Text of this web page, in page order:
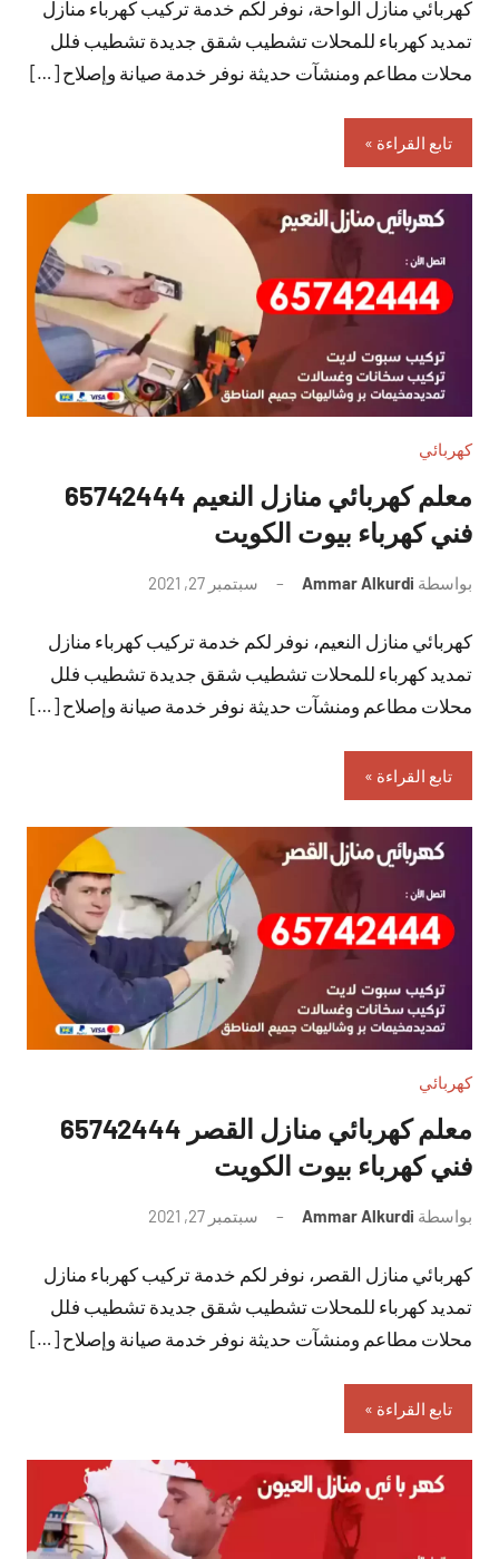
تعليقات
كهربائي منازل الواحة، نوفر لكم خدمة تركيب كهرباء منازل
تمديد كهرباء للمحلات تشطيب شقق جديدة تشطيب فلل
محلات مطاعم ومنشآت حديثة نوفر خدمة صيانة وإصلاح […]
تابع القراءة
كهربائي
معلم كهربائي منازل النعيم 65742444
فني كهرباء بيوت الكويت
بواسطة Ammar Alkurdi سبتمبر 27, 2021
تعليقات
كهربائي منازل النعيم، نوفر لكم خدمة تركيب كهرباء منازل
تمديد كهرباء للمحلات تشطيب شقق جديدة تشطيب فلل
محلات مطاعم ومنشآت حديثة نوفر خدمة صيانة وإصلاح […]
تابع القراءة
كهربائي
معلم كهربائي منازل القصر 65742444
فني كهرباء بيوت الكويت
بواسطة Ammar Alkurdi سبتمبر 27, 2021
تعليقات
كهربائي منازل القصر، نوفر لكم خدمة تركيب كهرباء منازل
تمديد كهرباء للمحلات تشطيب شقق جديدة تشطيب فلل
محلات مطاعم ومنشآت حديثة نوفر خدمة صيانة وإصلاح […]
تابع القراءة